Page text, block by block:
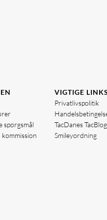
spørgsmål
VIGTIGE LINKS
Privatlivspolitik
TacDanes TacBlog
Smileyordning